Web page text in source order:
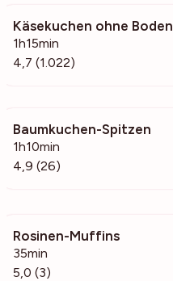
Käsekuchen ohne Boden
1h15min
4,7 (1.022)
Baumkuchen-Spitzen
1h10min
4,9 (26)
Rosinen-Muffins
35min
5,0 (3)